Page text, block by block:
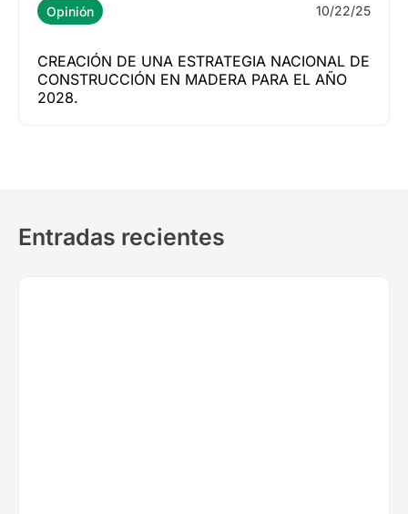
Opinión 10/22/25
CREACIÓN DE UNA ESTRATEGIA NACIONAL DE
CONSTRUCCIÓN EN MADERA PARA EL AÑO
2028.
Entradas recientes